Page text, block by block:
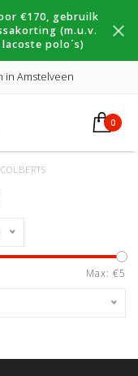
€170, gebruilk
(m.u.v.
polo´s)
in Amstelveen
0
COLBERTS
Max: €5